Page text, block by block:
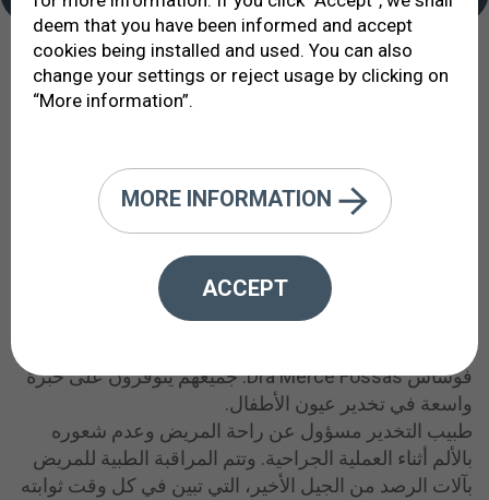
طب جراحة العيون الحديث يحتاج إلى
مساهمة علم التخدير القيمة لإجراء
للمريض.
تدير هذه الوحدة الدكتورة مونتسيرات موريّو Dra
Montserrat Murillo، بمشاركة أطباء التخدير: الدكتور
Carlos Gil ، والدكتور مانويل فيلاوري Dr. Manuel Velaure
فوساس Dra Mercè Fossas. جميعهم يتوفرون على خبرة
واسعة في تخدير عيون الأطفال.
طبيب التخدير مسؤول عن راحة المريض وعدم شعوره
بالألم أثناء العملية الجراحية. وتتم المراقبة الطبية للمريض
بآلات الرصد من الجيل الأخير، التي تبين في كل وقت ثوابته
deem that you have been informed and accept
cookies being installed and used. You can also
change your settings or reject usage by clicking on
“More information”.
MORE INFORMATION
ACCEPT